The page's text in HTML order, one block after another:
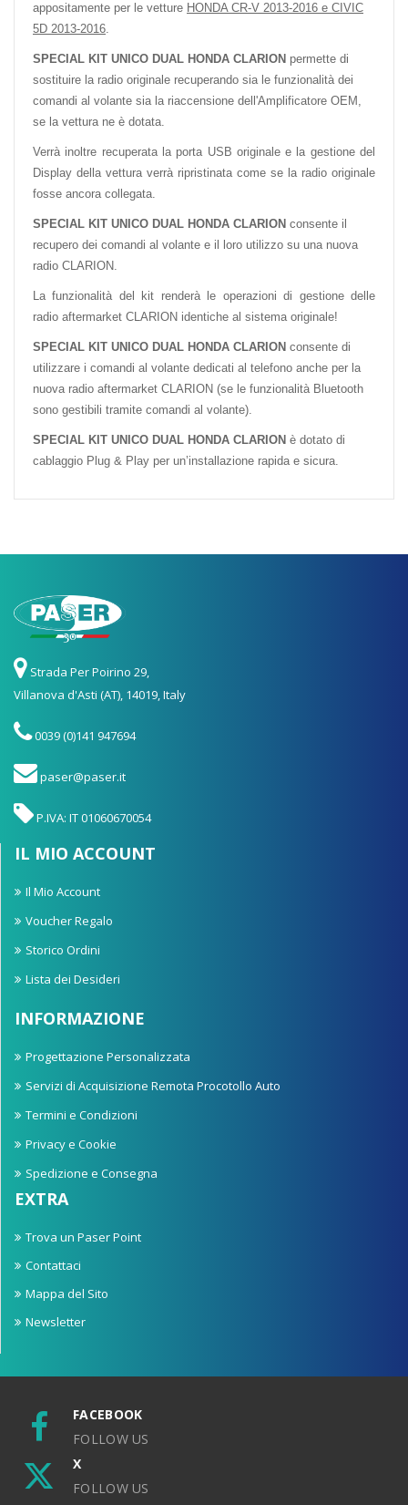
appositamente per le vetture HONDA CR-V 2013-2016 e CIVIC
5D 2013-2016.
SPECIAL KIT UNICO DUAL HONDA CLARION permette di
sostituire la radio originale recuperando sia le funzionalità dei
comandi al volante sia la riaccensione dell'Amplificatore OEM,
se la vettura ne è dotata.
Verrà inoltre recuperata la porta USB originale e la gestione del
Display della vettura verrà ripristinata come se la radio originale
fosse ancora collegata.
SPECIAL KIT UNICO DUAL HONDA CLARION consente il
recupero dei comandi al volante e il loro utilizzo su una nuova
radio CLARION.
La funzionalità del kit renderà le operazioni di gestione delle
radio aftermarket CLARION identiche al sistema originale!
SPECIAL KIT UNICO DUAL HONDA CLARION consente di
utilizzare i comandi al volante dedicati al telefono anche per la
nuova radio aftermarket CLARION (se le funzionalità Bluetooth
sono gestibili tramite comandi al volante).
SPECIAL KIT UNICO DUAL HONDA CLARION è dotato di
cablaggio Plug & Play per un’installazione rapida e sicura.
Strada Per Poirino 29,
Villanova d'Asti (AT), 14019, Italy
0039 (0)141 947694
paser@paser.it
P.IVA: IT 01060670054
IL MIO ACCOUNT
Il Mio Account
Voucher Regalo
Storico Ordini
Lista dei Desideri
INFORMAZIONE
Progettazione Personalizzata
Servizi di Acquisizione Remota Procotollo Auto
Termini e Condizioni
Privacy e Cookie
Spedizione e Consegna
EXTRA
Trova un Paser Point
Contattaci
Mappa del Sito
Newsletter
FACEBOOK
FOLLOW US
X
FOLLOW US